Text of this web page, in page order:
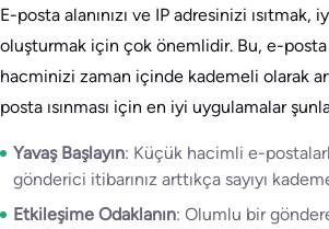
E-posta alanınızı ve IP adresinizi ısıtmak,
oluşturmak için çok önemlidir. Bu, e-
hacminizi zaman içinde kademeli olarak
posta ısınması için en iyi uygulamalar
Yavaş Başlayın: Küçük hacimli e-
gönderici itibarınız arttıkça sayıyı
Etkileşime Odaklanın: Olumlu bir